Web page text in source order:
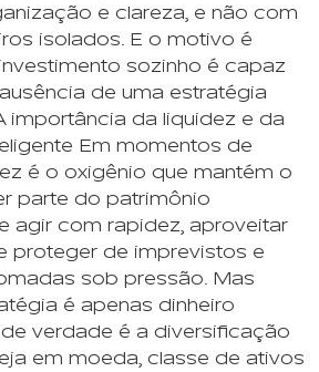
e clareza, e não com
isolados. E o motivo é
sozinho é capaz
de uma estratégia
importância da liquidez e da
Em momentos de
é o oxigênio que mantém o
parte do patrimônio
agir com rapidez, aproveitar
proteger de imprevistos e
sob pressão. Mas
é apenas dinheiro
verdade é a diversificação
em moeda, classe de ativos